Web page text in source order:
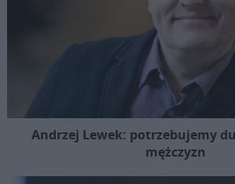
Andrzej Lewek: potrzebujemy
mężczyzn